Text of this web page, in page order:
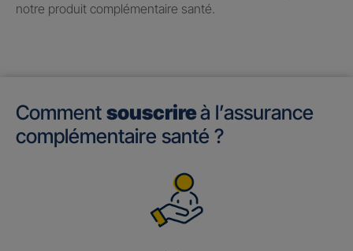
notre produit complémentaire santé.
Comment souscrireà l’assurance
complémentaire santé ?